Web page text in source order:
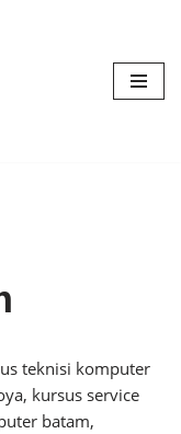
teknisi komputer
kursus service
batam,